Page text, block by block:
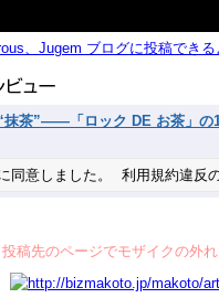
、Jugem ブログに投稿でき
茶”——「ロック DE お茶」の
同意しました。 利用規約違反
投稿先のページでモザイクの外